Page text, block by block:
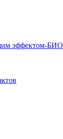
эффектом-БИО